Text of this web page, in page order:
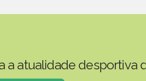
a atualidade desportiva